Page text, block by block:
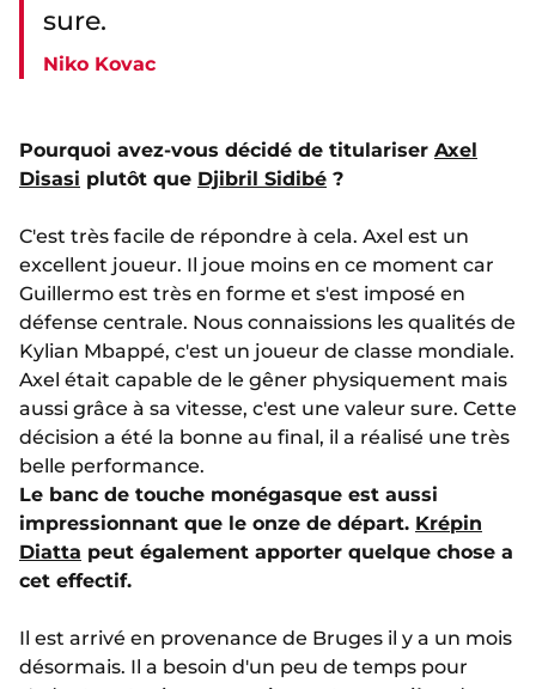
sure.
Niko Kovac
Pourquoi avez-vous décidé de titulariser Axel
Disasi plutôt que Djibril Sidibé ?
C'est très facile de répondre à cela. Axel est un
excellent joueur. Il joue moins en ce moment car
Guillermo est très en forme et s'est imposé en
défense centrale. Nous connaissions les qualités de
Kylian Mbappé, c'est un joueur de classe mondiale.
Axel était capable de le gêner physiquement mais
aussi grâce à sa vitesse, c'est une valeur sure. Cette
décision a été la bonne au final, il a réalisé une très
belle performance.
Le banc de touche monégasque est aussi
impressionnant que le onze de départ. Krépin
Diatta peut également apporter quelque chose a
cet effectif.
Il est arrivé en provenance de Bruges il y a un mois
désormais. Il a besoin d'un peu de temps pour